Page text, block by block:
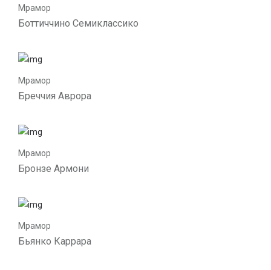
Мрамор
Боттиччино Семиклассико
Мрамор
Бреччия Аврора
Мрамор
Бронзе Армони
Мрамор
Бьянко Каррара